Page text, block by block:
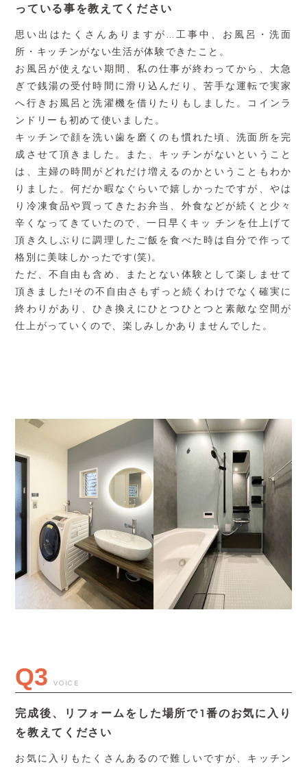
っている事を教えてください
思い出はたくさんありますが…工事中、お風呂・洗面
所・キッチンがない生活が体験できたこと。
お風呂が使えない期間、私の仕事が終わってから、大急
ぎで銭湯の受付時間に滑り込んだり、苦手な運転で実家
へ行きお風呂と洗濯機を借りたりもしました。コインラ
ンドリーも初めて使いました。
キッチンで顔を洗い歯を磨くのも慣れた頃、洗面所を完
成させて頂きました。また、キッチンがないということ
は、主婦の時間がどれだけ増えるのかということもわか
りました。何だか暇なぐらいで嬉しかったですが、やは
り冷凍食品や買ってきたお弁当、外食などが続くと少々
辛くなってきていたので、一日早くキッ チンを仕上げて
頂き久しぶりに調理したご飯を食べた時は自分で作って
格別に美味しかったです(笑)。
ただ、不自由も含め、またとない体験として楽しませて
頂きました!その不自由さもずっと続くわけでなく確実に
終わりがあり、ひき換えにひとつひとつと素敵な空間が
仕上がっていくので、楽しみしかありませんでした。
Q3 VOICE
完成後、リフォームをした場所で1番のお気に入り
を教えてください
お気に入りもたくさんあるので難しいですが、キッチン